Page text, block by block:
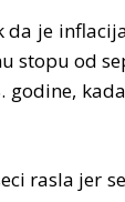
da je
stopu od
rasla jer